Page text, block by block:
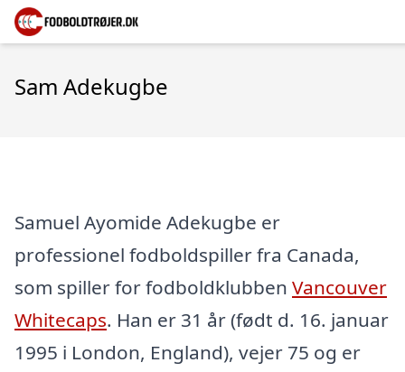
Sam Adekugbe
Samuel Ayomide Adekugbe er
professionel fodboldspiller fra Canada,
som spiller for fodboldklubben Vancouver
Whitecaps. Han er 31 år (født d. 16. januar
1995 i London, England), vejer 75 og er